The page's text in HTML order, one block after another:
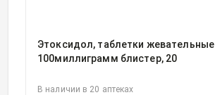
Этоксидол, таблетки жевательные
100миллиграмм блистер, 20
В наличии в 20 аптеках